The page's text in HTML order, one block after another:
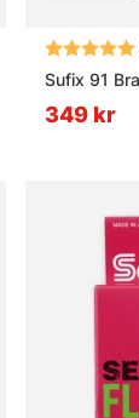
Betyg:
Sufix 91
349 kr